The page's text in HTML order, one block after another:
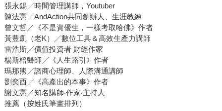
張永錫╱時間管理講師，Youtuber
陳法憲╱AndAction共同創辦人、生涯教練
曾文哲／《不是資優生，一樣考取哈佛》作者
黃豊凱（老K）╱數位工具＆高效生產力講師
雷浩斯╱價值投資者 財經作家
楊斯棓醫師╱《人生路引》作者
瑪那熊╱諮商心理師、人際溝通講師
劉奕酉╱《高產出的本事》作者
謝文憲／知名講師‧作家‧主持人
推薦（按姓氏筆畫排列）